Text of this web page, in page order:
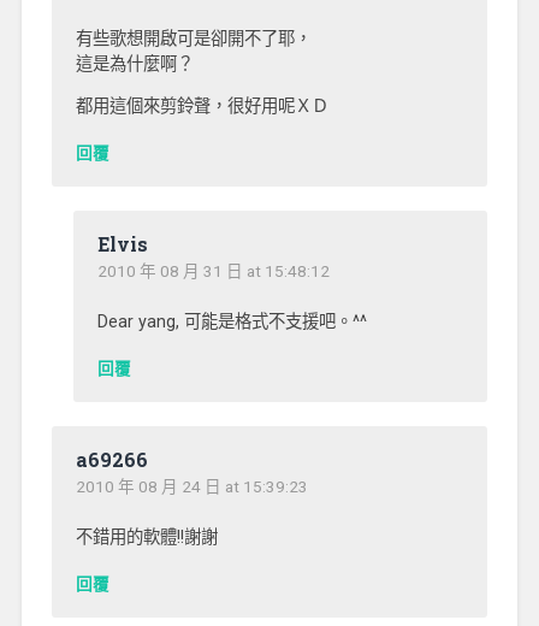
有些歌想開啟可是卻開不了耶，
這是為什麼啊？
都用這個來剪鈴聲，很好用呢ＸＤ
回覆
Elvis
2010 年 08 月 31 日 at 15:48:12
Dear yang, 可能是格式不支援吧。^^
回覆
a69266
2010 年 08 月 24 日 at 15:39:23
不錯用的軟體!!謝謝
回覆